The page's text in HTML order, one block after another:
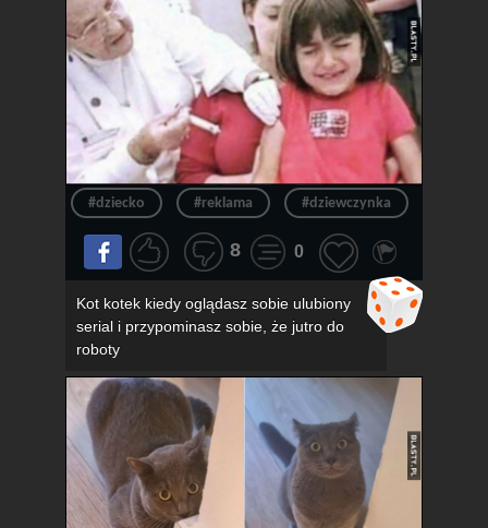
#dziecko #reklama #dziewczynka
8 0
Kot kotek kiedy oglądasz sobie ulubiony
serial i przypominasz sobie, że jutro do
roboty